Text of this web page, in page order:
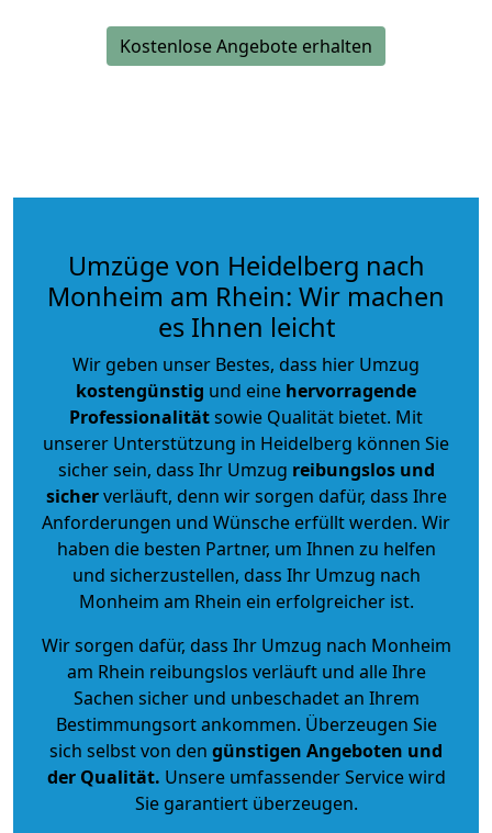
Kostenlose Angebote erhalten
Umzüge von Heidelberg nach
Monheim am Rhein: Wir machen
es Ihnen leicht
Wir geben unser Bestes, dass hier Umzug
kostengünstig und eine hervorragende
Professionalitätsowie Qualität bietet. Mit
unserer Unterstützung in Heidelberg können Sie
sicher sein, dass Ihr Umzug reibungslos und
sicherverläuft, denn wir sorgen dafür, dass Ihre
Anforderungen und Wünsche erfüllt werden. Wir
haben die besten Partner, um Ihnen zu helfen
und sicherzustellen, dass Ihr Umzug nach
Monheim am Rhein ein erfolgreicher ist.
Wir sorgen dafür, dass Ihr Umzug nach Monheim
am Rhein reibungslos verläuft und alle Ihre
Sachen sicher und unbeschadet an Ihrem
Bestimmungsort ankommen. Überzeugen Sie
sich selbst von den günstigen Angeboten und
der Qualität. Unsere umfassender Service wird
Sie garantiert überzeugen.